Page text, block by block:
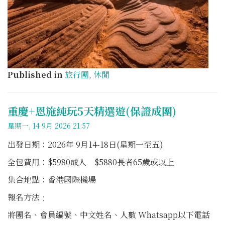
Published in 旅行團, 休閒
重慶+恩施純玩5天精選遊(保證成團)
星期一, 14 9月 2026 21:57
出發日期：2026年 9月14-18日(星期一至五)
全包費用：$5980成人 $5880長者65歲或以上
集合地點：香港國際機場
報名方法﹕
將團名、會員編號、中文姓名、人數 Whatsapp以下電話